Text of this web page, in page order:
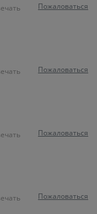
Пожаловаться
Пожаловаться
Пожаловаться
Пожаловаться